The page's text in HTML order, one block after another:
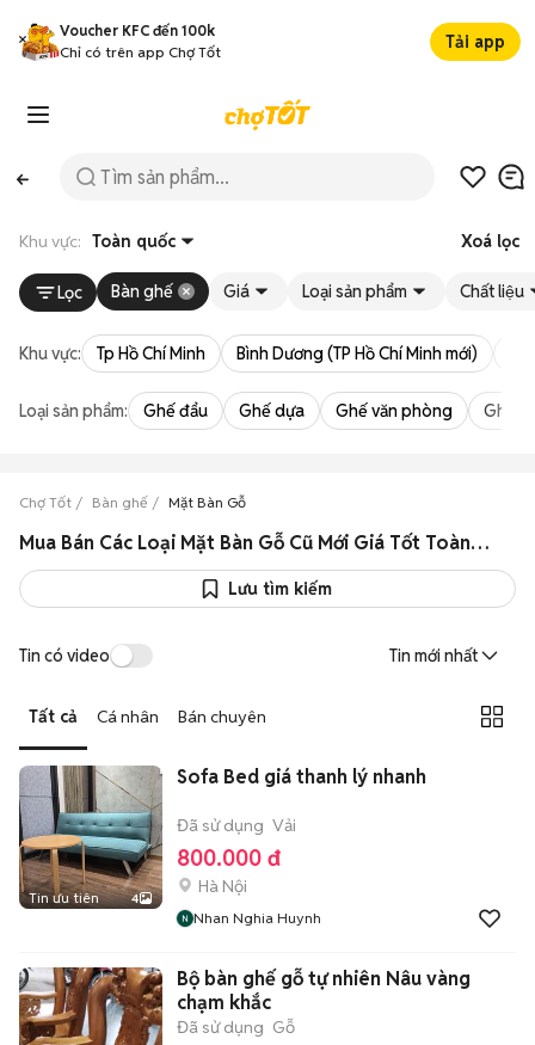
Voucher KFC đến 100k
Chỉ có trên app Chợ Tốt
Tải app
Khu vực: Toàn quốc Xoá lọc
Lọc Bàn ghế Giá Loại sản phẩm Chất liệu
Khu vực: Tp Hồ Chí Minh Bình Dương (TP Hồ Chí Minh mới)
Loại sản phẩm: Ghế đẩu Ghế dựa Ghế văn phòng Ghế
Chợ Tốt Bàn ghế Mặt Bàn Gỗ
Mua Bán Các Loại Mặt Bàn Gỗ Cũ Mới Giá Tốt Toàn Quốc
Lưu tìm kiếm
Tin có video Tin mới nhất
Tất cả Cá nhân Bán chuyên
Tin ưu tiên 4
Sofa Bed giá thanh lý nhanh
Đã sử dụng Vải
800.000 đ
Hà Nội
Nhan Nghia Huynh
Bộ bàn ghế gỗ tự nhiên Nâu vàng
chạm khắc
Đã sử dụng Gỗ